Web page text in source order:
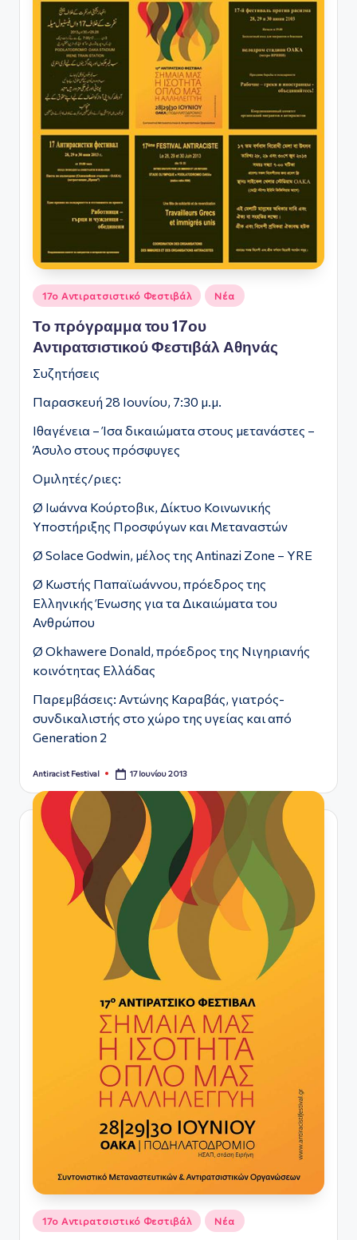
Αναρτήθηκε
σε
17ο Αντιρατσιστικό Φεστιβάλ Νέα
Το πρόγραμμα του 17ου
Αντιρατσιστικού Φεστιβάλ Αθηνάς
Συζητήσεις
Παρασκευή 28 Ιουνίου, 7:30 μ.μ.
Ιθαγένεια – Ίσα δικαιώματα στους μετανάστες –
Άσυλο στους πρόσφυγες
Ομιλητές/ριες:
Ø Ιωάννα Κούρτοβικ, Δίκτυο Κοινωνικής
Υποστήριξης Προσφύγων και Μεταναστών
Ø Solace Godwin, μέλος της Αntinazi Ζone – YRE
Ø Κωστής Παπαϊωάννου, πρόεδρος της
Ελληνικής Ένωσης για τα Δικαιώματα του
Ανθρώπου
Ø Okhawere Donald, πρόεδρος της Nιγηριανής
κοινότητας Ελλάδας
Παρεμβάσεις: Αντώνης Καραβάς, γιατρός-
συνδικαλιστής στο χώρο της υγείας και από
Generation 2
Συγγραφέας:
Antiracist Festival 17 Ιουνίου 2013
Αναρτήθηκε
σε
17ο Αντιρατσιστικό Φεστιβάλ Νέα